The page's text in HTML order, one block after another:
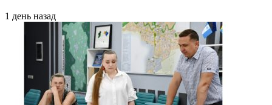
1 день назад